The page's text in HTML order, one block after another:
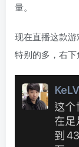
量。
现在直播这款
特别的多，右下